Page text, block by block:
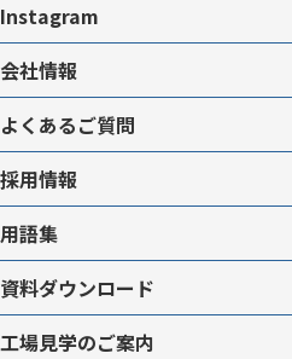
Instagram
会社情報
よくあるご質問
採用情報
用語集
資料ダウンロード
工場見学のご案内